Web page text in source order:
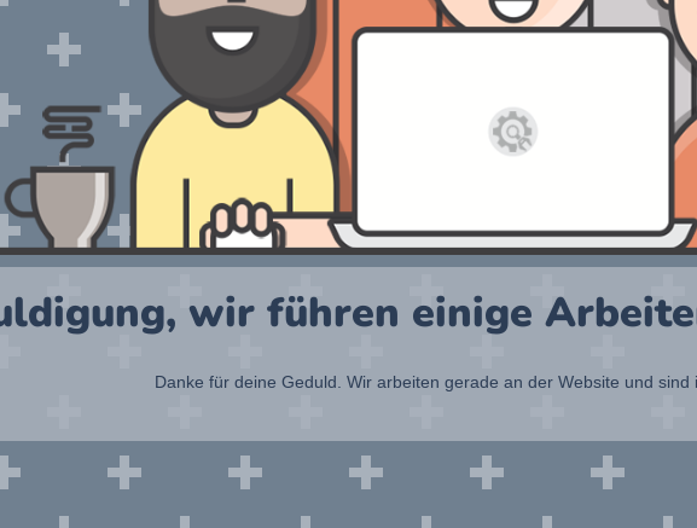
wir führen einige
Danke für deine Geduld. Wir arbeiten gerade an der Website und sind